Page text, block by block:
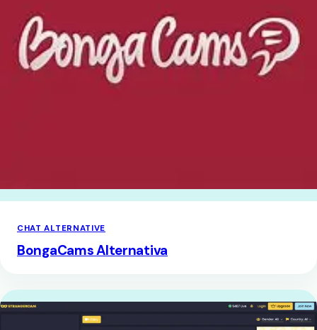
CHAT ALTERNATIVE
BongaCams Alternativa